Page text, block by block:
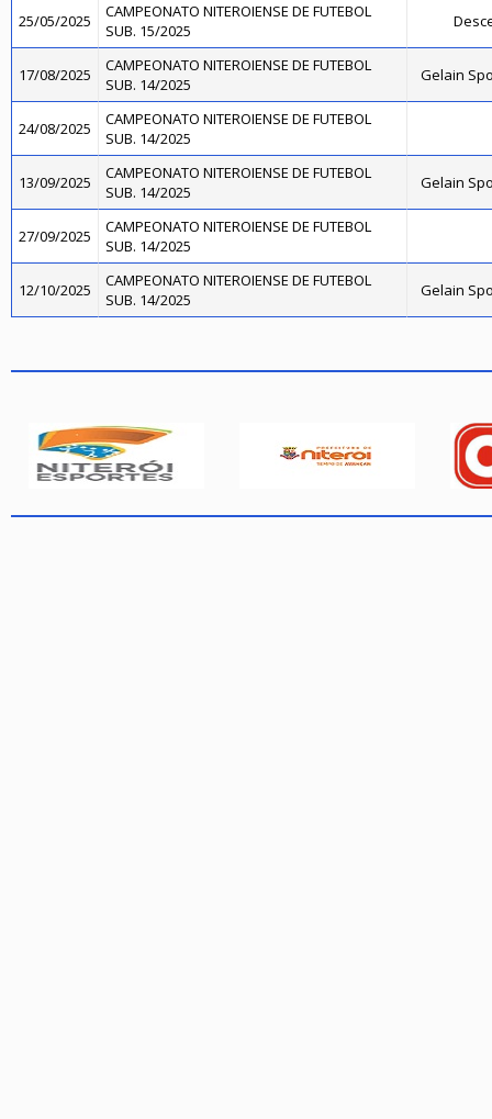
25/05/2025
CAMPEONATO NITEROIENSE DE FUTEBOL
SUB. 15/2025
17/08/2025
CAMPEONATO NITEROIENSE DE FUTEBOL
SUB. 14/2025
Gelain
24/08/2025
CAMPEONATO NITEROIENSE DE FUTEBOL
SUB. 14/2025
13/09/2025
CAMPEONATO NITEROIENSE DE FUTEBOL
SUB. 14/2025
Gelain
27/09/2025
CAMPEONATO NITEROIENSE DE FUTEBOL
SUB. 14/2025
12/10/2025
CAMPEONATO NITEROIENSE DE FUTEBOL
SUB. 14/2025
Gelain